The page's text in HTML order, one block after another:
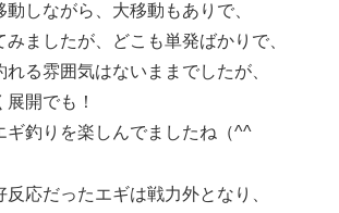
しながら、大移動もありで、
ましたが、どこも単発ばかりで、
る雰囲気はないままでしたが、
開でも！
ギ釣りを楽しんでましたね（^^
応だったエギは戦力外となり、